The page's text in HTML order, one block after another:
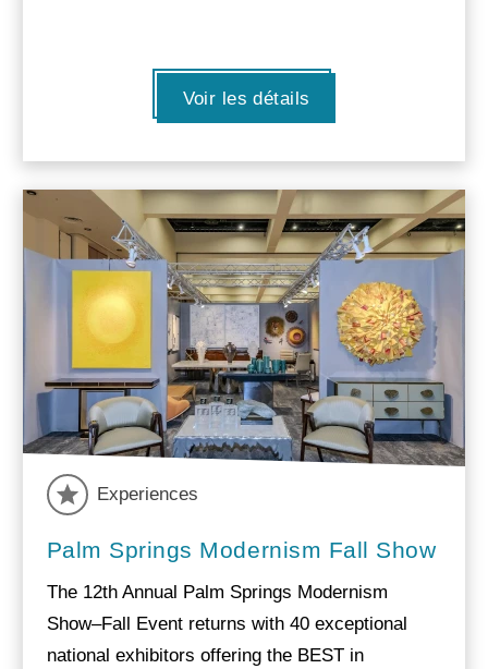
Voir les détails
Experiences
Palm Springs Modernism Fall Show
The 12th Annual Palm Springs Modernism
Show–Fall Event returns with 40 exceptional
national exhibitors offering the BEST in